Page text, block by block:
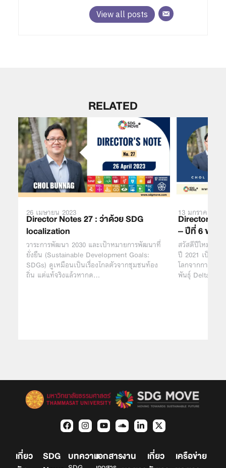
View all posts
RELATED
26 เมษายน 2023
Director Notes 27 : ว่าด้วย SDG
localization
วาระการพัฒนา 2030 และเป้าหมายการพัฒนาที่
ยั่งยืน (Sustainable Development Goals:
SDGs) ดูเหมือนเป็นเรื่องไกลตัวจากชุมชนท้อง
ถิ่น แต่แท้จริงแล้วหากด…
13 มกราคม
Director’s
– ปีที่ 6 ของ
สวัสดีปีใหม่ครับ
ปี 2021 เป็นปีที่
โลกจากการระบ
พันธุ์ Delta คว
เกี่ยว
SDG บทความเอกสารงาน
เกี่ยว
เครือข่าย